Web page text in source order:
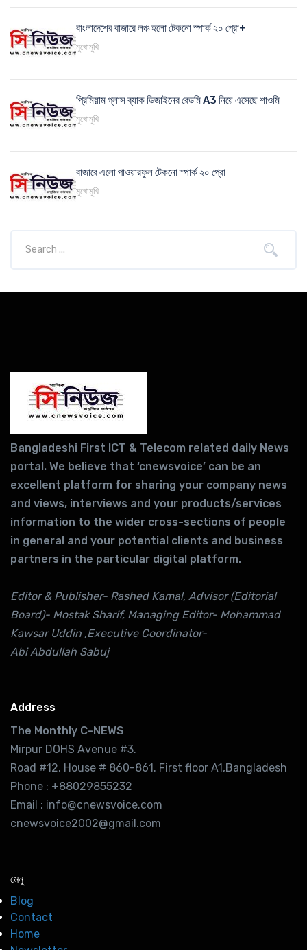
বাংলাদেশের বাজারে লঞ্চ হলো টেকনো স্পার্ক ২০ প্রো+
মুখোমুখি
প্রিমিয়াম গ্লাস ব্যাক ডিজাইনের রেডমি A3 নিয়ে এসেছে শাওমি
মুখোমুখি
বাজারে এলো পাওয়ারফুল টেকনো স্পার্ক ২০ প্রো
মুখোমুখি
Bangladeshi First ICT & Telecom related daily News
portal. We believe that ‘cnewsvoice’ can be an
excellent platform for sharing your company news
and views, interviews and your products/services
information to the wider cross-sections of people
in general and your potential clients and business
partners in the particular digital platform.
Editor & Publisher- Rashed Kamal, Advisor (Editorial
Board)- Mostak Sharif, Managing Editor- Mohammad
Kawsar Uddin ,Executive Coordinator-
Abi Abdullah Sabuj
Address
The Monthly C-NEWS
Mirpur DOHS Avenue #3.
Road #12. House # 860-861. First floor A1,Bangladesh
Phone : +88029855232
Email : info@cnewsvoice.com
cnewsvoice2002@gmail.com
মেনু
Blog
Contact
Home